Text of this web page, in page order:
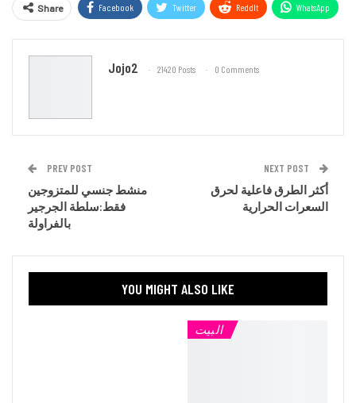
Share Facebook Twitter ReddIt WhatsApp
Jojo2 21420 Posts 0 Comments
PREV POST
منشط جنسي للمتزوجين
فقط:سلطة الجرجير
بالفراولة
NEXT POST
أكثر الطرق فاعلية لحرق
السعرات الحرارية
YOU MIGHT ALSO LIKE
البيت